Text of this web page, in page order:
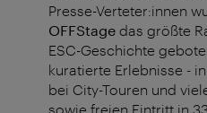
Presse-Verteter:innen
OFFStage das größte
ESC-Geschichte
kuratierte Erlebnisse -
bei City-Touren und
sowie freien Eintritt in